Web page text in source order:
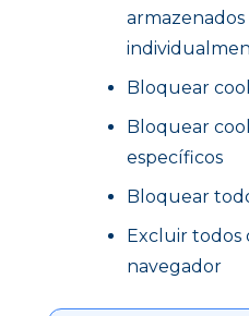
Bloquear
Bloquear
específicos
Bloquear
Excluir todos
navegador